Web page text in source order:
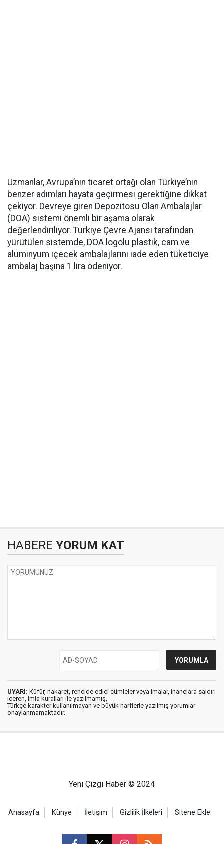
Uzmanlar, Avrupa’nın ticaret ortağı olan Türkiye’nin
benzer adımları hayata geçirmesi gerektiğine dikkat
çekiyor. Devreye giren Depozitosu Olan Ambalajlar
(DOA) sistemi önemli bir aşama olarak
değerlendiriliyor. Türkiye Çevre Ajansı tarafından
yürütülen sistemde, DOA logolu plastik, cam ve
alüminyum içecek ambalajlarını iade eden tüketiciye
ambalaj başına 1 lira ödeniyor.
HABERE YORUM KAT
UYARI: Küfür, hakaret, rencide edici cümleler veya imalar, inançlara saldırı
içeren, imla kuralları ile yazılmamış,
Türkçe karakter kullanılmayan ve büyük harflerle yazılmış yorumlar
onaylanmamaktadır.
Yeni Çizgi Haber © 2024
Anasayfa Künye İletişim Gizlilik İlkeleri Sitene Ekle